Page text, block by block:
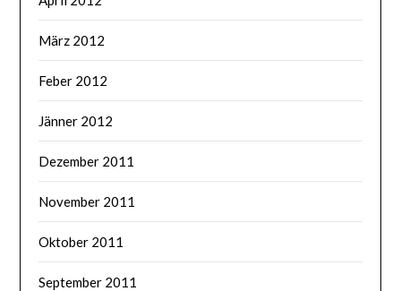
März 2012
Feber 2012
Jänner 2012
Dezember 2011
November 2011
Oktober 2011
September 2011